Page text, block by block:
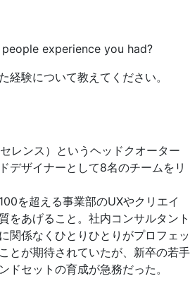
experience you had?
経験について教えてください。
レンス）というヘッドクオーター
デザイナーとして8名のチームをリ
を超える事業部のUXやクリエイ
をあげること。社内コンサルタント
関係なくひとりひとりがプロフェッ
とが期待されていたが、新卒の若手
ドセットの育成が急務だった。